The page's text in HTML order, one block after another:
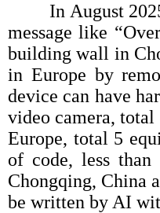
In August 2025,
message like
building wall in
in Europe by
device can have
video camera,
Europe, total 5
of code, less
Chongqing, China
be written by AI